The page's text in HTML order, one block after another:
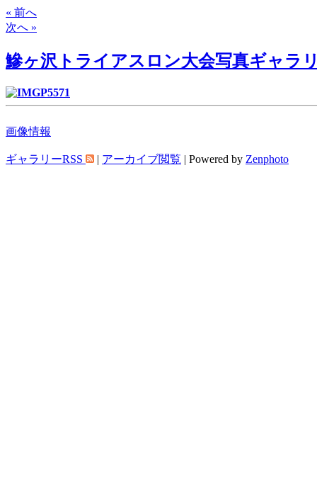
« 前へ
次へ »
鰺ヶ沢トライアスロン大会写真ギャラ
画像情報
ギャラリーRSS | アーカイブ閲覧 | Powered by Zenphoto